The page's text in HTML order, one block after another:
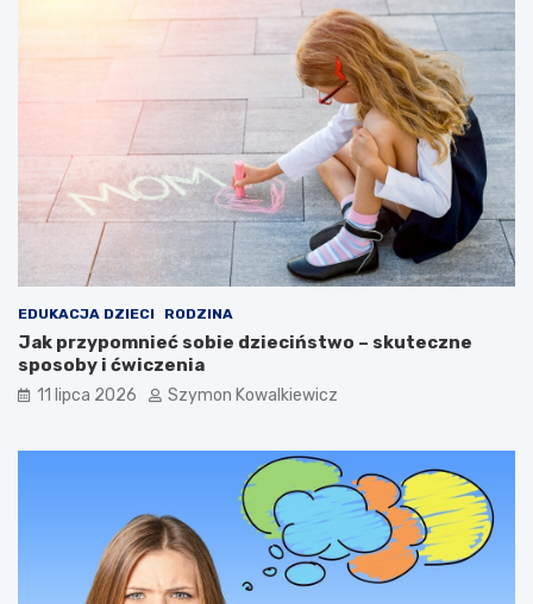
EDUKACJA DZIECI RODZINA
Jak przypomnieć sobie dzieciństwo – skuteczne
sposoby i ćwiczenia
11 lipca 2026 Szymon Kowalkiewicz